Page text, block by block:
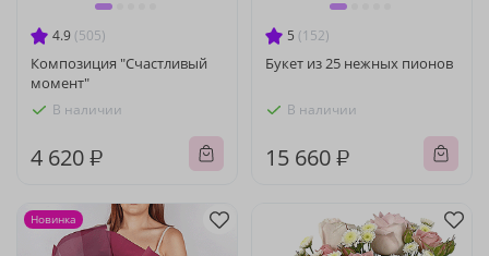
4.9 (505)
Композиция "Счастливый
момент"
В наличии
4 620 ₽
5 (152)
Букет из 25 нежных пионов
В наличии
15 660 ₽
Новинка